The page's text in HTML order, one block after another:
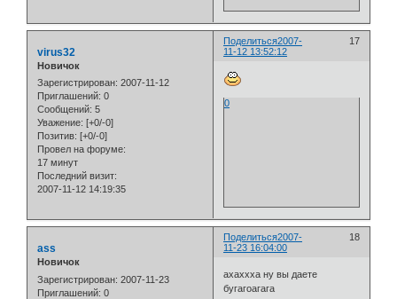
Поделиться 17
2007-
11-12 13:52:12
virus32
Новичок
Зарегистрирован: 2007-11-12
Приглашений: 0
Сообщений: 5
Уважение: [+0/-0]
Позитив: [+0/-0]
Провел на форуме:
17 минут
Последний визит:
2007-11-12 14:19:35
0
Поделиться 18
2007-
11-23 16:04:00
ass
Новичок
Зарегистрирован: 2007-11-23
Приглашений: 0
ахаххха ну вы даете
бугагоагага